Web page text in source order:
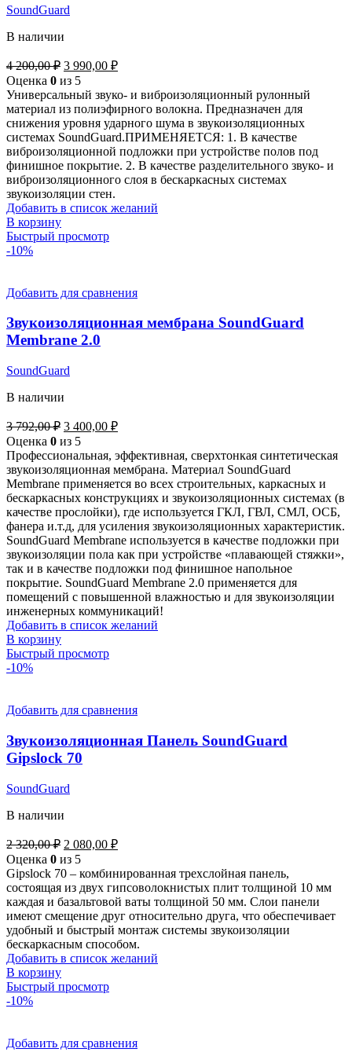
SoundGuard
В наличии
4 200,00₽ Первоначальная
цена
составляла
4
200,00 ₽.
3 990,00 ₽Текущая
3
990,00 ₽.
Оценка 0 из 5
Универсальный звуко- и виброизоляционный рулонный
материал из полиэфирного волокна. Предназначен для
снижения уровня ударного шума в звукоизоляционных
системах SoundGuard.ПРИМЕНЯЕТСЯ: 1. В качестве
виброизоляционной подложки при устройстве полов под
финишное покрытие. 2. В качестве разделительного звуко- и
виброизоляционного слоя в бескаркасных системах
звукоизоляции стен.
Добавить в список желаний
В корзину
Быстрый просмотр
-10%
Добавить для сравнения
Звукоизоляционная мембрана SoundGuard
Membrane 2.0
SoundGuard
В наличии
3 792,00₽ Первоначальная
цена
составляла
3
792,00 ₽.
3 400,00 ₽Текущая
3
400,00 ₽.
Оценка 0 из 5
Профессиональная, эффективная, сверхтонкая синтетическая
звукоизоляционная мембрана. Материал SoundGuard
Membrane применяется во всех строительных, каркасных и
бескаркасных конструкциях и звукоизоляционных системах (в
качестве прослойки), где используется ГКЛ, ГВЛ, СМЛ, ОСБ,
фанера и.т.д, для усиления звукоизоляционных характеристик.
SoundGuard Membrane используется в качестве подложки при
звукоизоляции пола как при устройстве «плавающей стяжки»,
так и в качестве подложки под финишное напольное
покрытие. SoundGuard Membrane 2.0 применяется для
помещений с повышенной влажностью и для звукоизоляции
инженерных коммуникаций!
Добавить в список желаний
В корзину
Быстрый просмотр
-10%
Добавить для сравнения
Звукоизоляционная Панель SoundGuard
Gipslock 70
SoundGuard
В наличии
2 320,00₽ Первоначальная
цена
составляла
2
320,00 ₽.
2 080,00 ₽Текущая
2
080,00 ₽.
Оценка 0 из 5
Gipslock 70 – комбинированная трехслойная панель,
состоящая из двух гипсоволокнистых плит толщиной 10 мм
каждая и базальтовой ваты толщиной 50 мм. Слои панели
имеют смещение друг относительно друга, что обеспечивает
удобный и быстрый монтаж системы звукоизоляции
бескаркасным способом.
Добавить в список желаний
В корзину
Быстрый просмотр
-10%
Добавить для сравнения